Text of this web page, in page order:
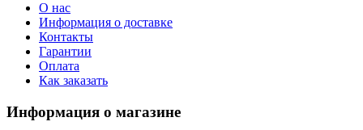
О нас
Информация о доставке
Контакты
Гарантии
Оплата
Как заказать
Информация о магазине